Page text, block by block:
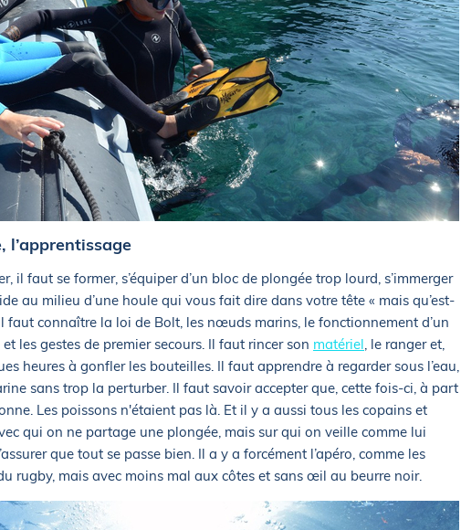
l’apprentissage
il faut se former, s’équiper d’un bloc de plongée trop lourd, s’immerger
au milieu d’une houle qui vous fait dire dans votre tête « mais qu’est-
faut connaître la loi de Bolt, les nœuds marins, le fonctionnement d’un
les gestes de premier secours. Il faut rincer son matériel, le ranger et,
heures à gonfler les bouteilles. Il faut apprendre à regarder sous l’eau,
sans trop la perturber. Il faut savoir accepter que, cette fois-ci, à part
Les poissons n'étaient pas là. Et il y a aussi tous les copains et
qui on ne partage une plongée, mais sur qui on veille comme lui
que tout se passe bien. Il a y a forcément l’apéro, comme les
rugby, mais avec moins mal aux côtes et sans œil au beurre noir.